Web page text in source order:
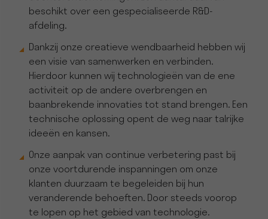
beschikt over een gespecialiseerde R&D-
afdeling.
Dankzij onze creatieve wendbaarheid hebben wij
een visie van samenwerken en verbinden.
Hierdoor kunnen wij technologieën van de ene
activiteit op de andere overbrengen en
baanbrekende innovaties tot stand brengen. Een
technische oplossing opent de weg naar talrijke
ideeën en kansen.
Onze aanpak van continue verbetering past bij
onze voortdurende inspanningen om onze
klanten duurzaam te begeleiden bij hun
veranderende behoeften. Door steeds voorop
te lopen op het gebied van technologie.